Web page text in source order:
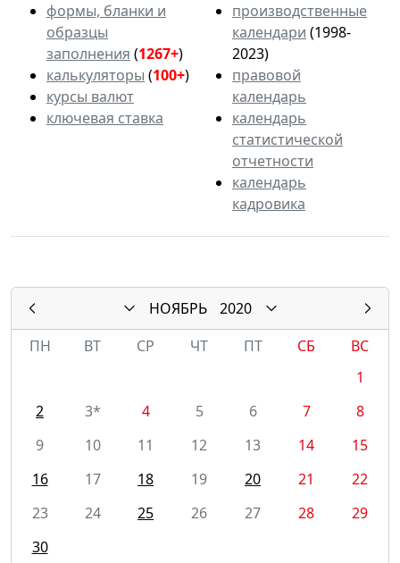
формы, бланки и
образцы
заполнения (1267+)
калькуляторы (100+)
курсы валют
ключевая ставка
производственные
календари (1998-
2023)
правовой
календарь
календарь
статистической
отчетности
календарь
кадровика
НОЯБРЬ
2020
ПН
ВТ СР ЧТ ПТ СБ
ВС
1
2
3* 4 5 6 7
8
9
10 11 12 13 14
15
16
17 18 19 20 21
22
23
24 25 26 27 28
29
30